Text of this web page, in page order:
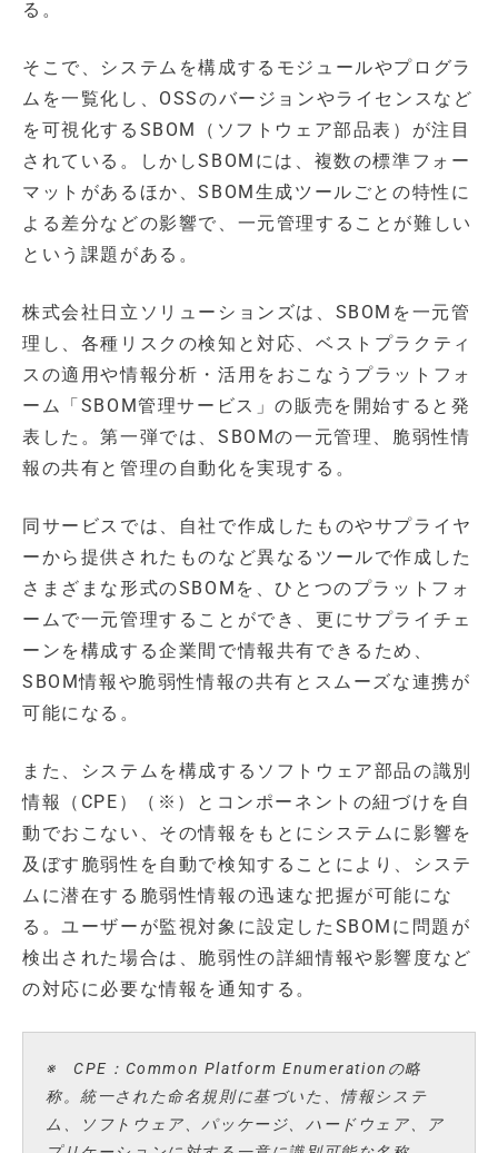
る。
そこで、システムを構成するモジュールやプログラ
ムを一覧化し、OSSのバージョンやライセンスなど
を可視化するSBOM（ソフトウェア部品表）が注目
されている。しかしSBOMには、複数の標準フォー
マットがあるほか、SBOM生成ツールごとの特性に
よる差分などの影響で、一元管理することが難しい
という課題がある。
株式会社日立ソリューションズは、SBOMを一元管
理し、各種リスクの検知と対応、ベストプラクティ
スの適用や情報分析・活用をおこなうプラットフォ
ーム「SBOM管理サービス」の販売を開始すると発
表した。第一弾では、SBOMの一元管理、脆弱性情
報の共有と管理の自動化を実現する。
同サービスでは、自社で作成したものやサプライヤ
ーから提供されたものなど異なるツールで作成した
さまざまな形式のSBOMを、ひとつのプラットフォ
ームで一元管理することができ、更にサプライチェ
ーンを構成する企業間で情報共有できるため、
SBOM情報や脆弱性情報の共有とスムーズな連携が
可能になる。
また、システムを構成するソフトウェア部品の識別
情報（CPE）（※）とコンポーネントの紐づけを自
動でおこない、その情報をもとにシステムに影響を
及ぼす脆弱性を自動で検知することにより、システ
ムに潜在する脆弱性情報の迅速な把握が可能にな
る。ユーザーが監視対象に設定したSBOMに問題が
検出された場合は、脆弱性の詳細情報や影響度など
の対応に必要な情報を通知する。
※ CPE：Common Platform Enumerationの略
称。統一された命名規則に基づいた、情報システ
ム、ソフトウェア、パッケージ、ハードウェア、ア